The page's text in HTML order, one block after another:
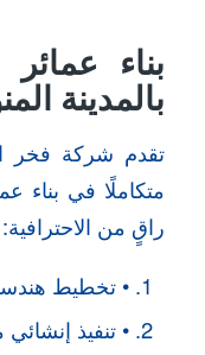
بناء
بالمدينة
تقدم شركة فخر
متكاملًا في بناء
راقٍ من الاحترافية:
• تخطيط
• تنفيذ